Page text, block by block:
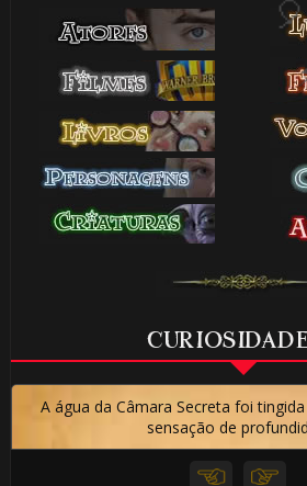
A água da Câmara Secreta foi
sensação de
🎂
⚡ ⚡